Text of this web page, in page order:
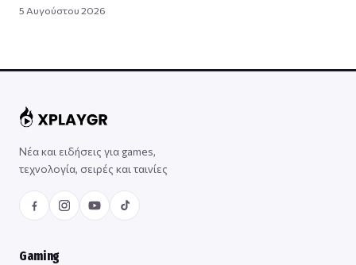
5 Αυγούστου 2026
Νέα και ειδήσεις για games,
τεχνολογία, σειρές και ταινίες
Gaming